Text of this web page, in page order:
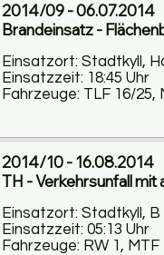
2014/09 - 06.07.2014
Brandeinsatz -
Einsatzort: Stadtkyll,
Einsatzzeit: 18:45 Uhr
Fahrzeuge: TLF 16/25,
2014/10 - 16.08.2014
TH - Verkehrsunfall
Einsatzort: Stadtkyll,
Einsatzzeit: 05:13 Uhr
Fahrzeuge: RW 1, MTF